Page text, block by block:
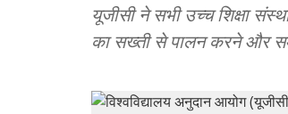
यूजीसी ने सभी उच्च शिक्षा
का सख्ती से पालन करने और